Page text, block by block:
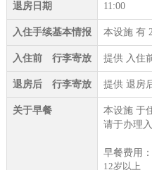
退房日期 11:00
入住手续基本情报 本设施 有
入住前 行李寄放 提供 入住
退房后 行李寄放 提供 退房
关于早餐
本设施 于
请于办理
早餐费用
12岁以上